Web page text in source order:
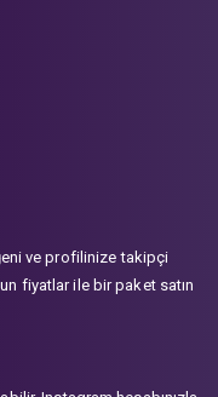
ve profilinize takipçi
fiyatlar ile bir paket satın